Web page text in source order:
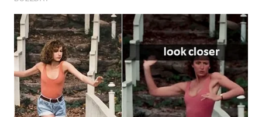
MASYARAKAT
KELISTRIKAN
WALINKI
ID
MAWAKA